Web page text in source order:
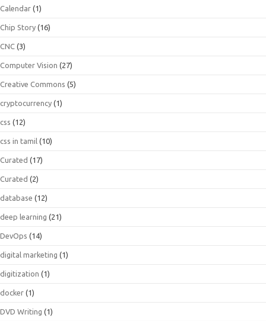
Calendar (1)
Chip Story (16)
CNC (3)
Computer Vision (27)
Creative Commons (5)
cryptocurrency (1)
css (12)
css in tamil (10)
Curated (17)
Curated (2)
database (12)
deep learning (21)
DevOps (14)
digital marketing (1)
digitization (1)
docker (1)
DVD Writing (1)